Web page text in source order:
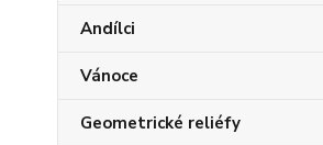
Andílci
Vánoce
Geometrické reliéfy